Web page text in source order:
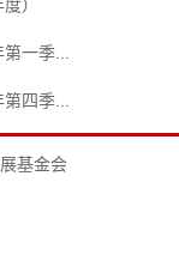
）
一季...
四季...
基金会